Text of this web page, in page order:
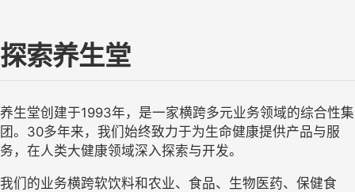
探索养生堂
养生堂创建于1993年，是一家横跨多元业务领域的综合性集
团。30多年来，我们始终致力于为生命健康提供产品与服
务，在人类大健康领域深入探索与开发。
我们的业务横跨软饮料和农业、食品、生物医药、保健食